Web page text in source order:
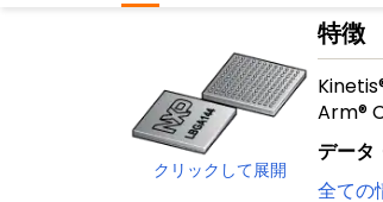
クリックして展開
特徴
Arm®
データ
全ての